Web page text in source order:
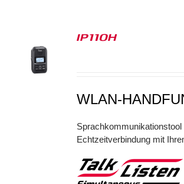
IP110H
WLAN-
Sprachkommunikationstool
Echtzeitverbindung mit